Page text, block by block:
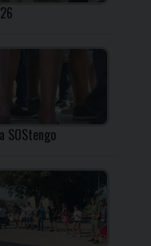
SOStengo